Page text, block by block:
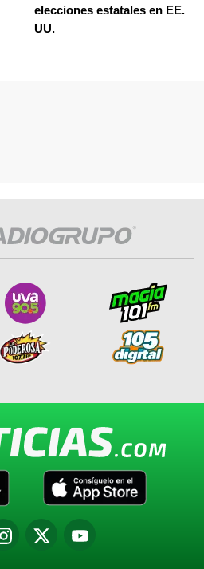
elecciones estatales en EE.
UU.